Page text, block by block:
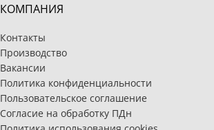
КОМПАНИЯ
Контакты
Производство
Вакансии
Политика конфиденциальности
Пользовательское соглашение
Согласие на обработку ПДн